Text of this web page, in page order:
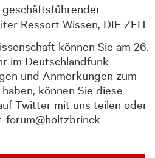
geschäftsführender
Ressort Wissen, DIE ZEIT
können Sie am 26.
im Deutschlandfunk
und Anmerkungen zum
können Sie diese
Twitter mit uns teilen oder
forum@holtzbrinck-